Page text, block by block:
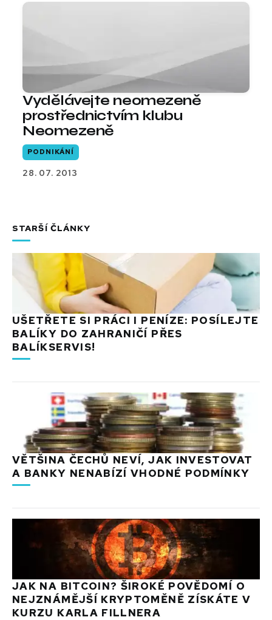
Vydělávejte neomezeně
prostřednictvím klubu
Neomezeně
PODNIKÁNÍ
28. 07. 2013
STARŠÍ ČLÁNKY
UŠETŘETE SI PRÁCI I PENÍZE: POSÍLEJTE
BALÍKY DO ZAHRANIČÍ PŘES
BALÍKSERVIS!
VĚTŠINA ČECHŮ NEVÍ, JAK INVESTOVAT
A BANKY NENABÍZÍ VHODNÉ PODMÍNKY
JAK NA BITCOIN? ŠIROKÉ POVĚDOMÍ O
NEJZNÁMĚJŠÍ KRYPTOMĚNĚ ZÍSKÁTE V
KURZU KARLA FILLNERA